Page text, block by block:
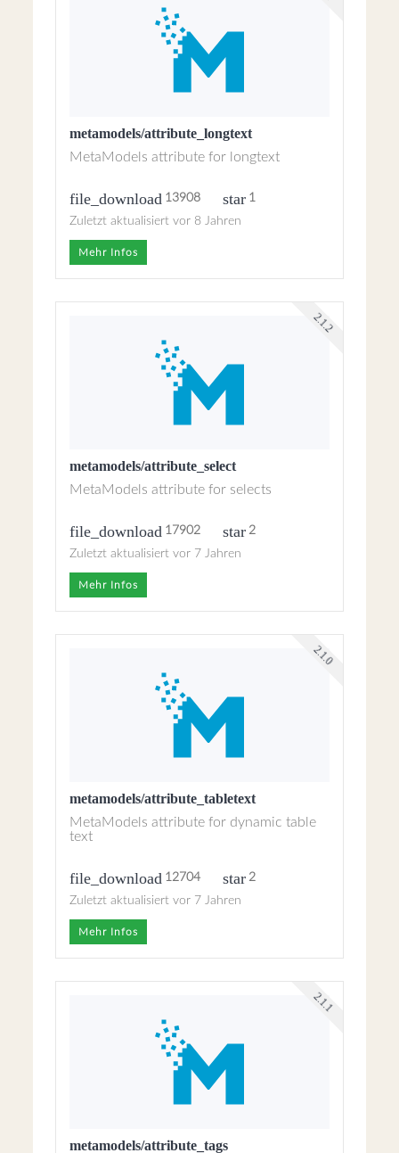
metamodels/attribute_longtext
MetaModels attribute for longtext
file_download 13908 star 1
Zuletzt aktualisiert vor 8 Jahren
Mehr Infos
2.1.2
metamodels/attribute_select
MetaModels attribute for selects
file_download 17902 star 2
Zuletzt aktualisiert vor 7 Jahren
Mehr Infos
2.1.0
metamodels/attribute_tabletext
MetaModels attribute for dynamic table
text
file_download 12704 star 2
Zuletzt aktualisiert vor 7 Jahren
Mehr Infos
2.1.1
metamodels/attribute_tags